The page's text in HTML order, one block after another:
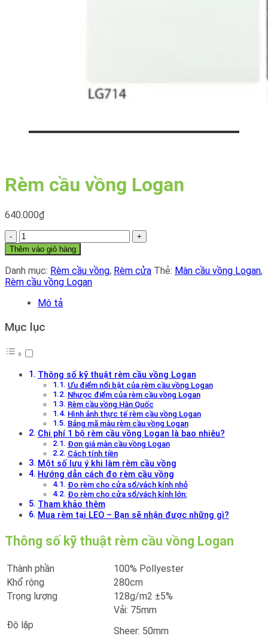
Rèm cầu vồng Logan
640.000₫
Rèm
cầu
vồng
Logan
số
Thêm vào giỏ hàng
Danh mục: Rèm cầu vồng, Rèm cửa Thẻ: Màn cầu vồng Logan,
Rèm cầu vồng Logan
Mô tả
Mục lục
Thông số kỹ thuật rèm cầu vồng Logan
Ưu điểm nổi bật của rèm cầu vồng Logan
Nhược điểm của rèm cầu vồng Logan
Rèm cầu vồng Hàn Quốc
Hình ảnh thực tế rèm cầu vồng Logan
Bảng mã màu rèm cầu vồng Logan
Chi phí 1 bộ rèm cầu vồng Logan là bao nhiêu?
Đơn giá màn cầu vồng Logan
Cách tính tiền
Một số lưu ý khi làm rèm cầu vồng
Hướng dẫn cách đo rèm cầu vồng
Đo rèm cho cửa sổ/vách kính nhỏ
Đo rèm cho cửa sổ/vách kính lớn:
Tham khảo thêm
Mua rèm tại LEO – Bạn sẽ nhận được những gì?
Thông số kỹ thuật rèm cầu vồng Logan
Thành phần
100% Pollyester
Khổ rộng
280cm
Trọng lượng
128g/m2 ±5%
Độ lặp
Vải: 75mm
Sheer: 50mm